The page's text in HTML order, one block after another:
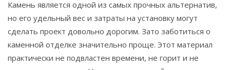
Камень является одной из самых прочных альтернатив,
но его удельный вес и затраты на установку могут
сделать проект довольно дорогим. Зато заботиться о
каменной отделке значительно проще. Этот материал
практически не подвластен времени, не горит и не